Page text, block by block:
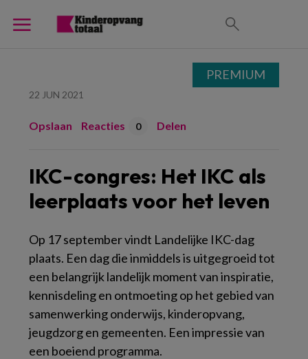
22 JUN 2021
Opslaan Reacties 0 Delen
IKC-congres: Het IKC als
leerplaats voor het leven
Op 17 september vindt Landelijke IKC-dag
plaats. Een dag die inmiddels is uitgegroeid tot
een belangrijk landelijk moment van inspiratie,
kennisdeling en ontmoeting op het gebied van
samenwerking onderwijs, kinderopvang,
jeugdzorg en gemeenten. Een impressie van
een boeiend programma.
PREMIUM